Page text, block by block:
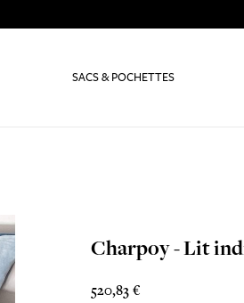
SACS & POCHETTES
Charpoy - Lit
520,83 €